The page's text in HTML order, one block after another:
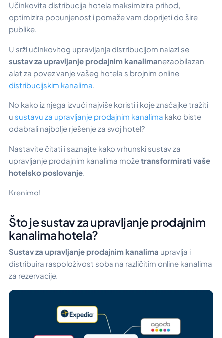
Učinkovita distribucija hotela maksimizira prihod,
optimizira popunjenost i pomaže vam doprijeti do šire
publike.
U srži učinkovitog upravljanja distribucijom nalazi se
sustav za upravljanje prodajnim kanalimanezaobilazan
alat za povezivanje vašeg hotela s brojnim online
distribucijskim kanalima.
No kako iz njega izvući najviše koristi i koje značajke tražiti
u sustavu za upravljanje prodajnim kanalima kako biste
odabrali najbolje rješenje za svoj hotel?
Nastavite čitati i saznajte kako vrhunski sustav za
upravljanje prodajnim kanalima možetransformirati vaše
hotelsko poslovanje.
Krenimo!
Što je sustav za upravljanje prodajnim
kanalima hotela?
Sustav za upravljanje prodajnim kanalima upravlja i
distribuira raspoloživost soba na različitim online kanalima
za rezervacije.